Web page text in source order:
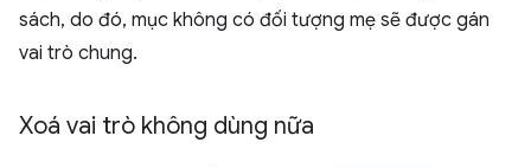
sách, do đó, mục không có đối tượng mẹ sẽ được gán
vai trò chung.
Xoá vai trò không dùng nữa